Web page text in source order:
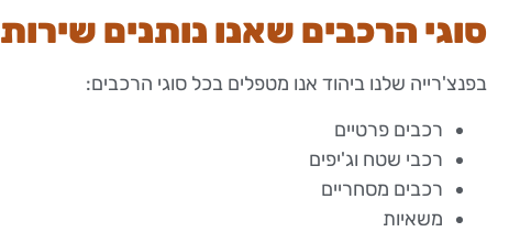
סוגי הרכבים שאנו נותנים שירות
בפנצ'רייה שלנו ביהוד אנו מטפלים בכל סוגי הרכבים:
רכבים פרטיים
רכבי שטח וג'יפים
רכבים מסחריים
משאיות